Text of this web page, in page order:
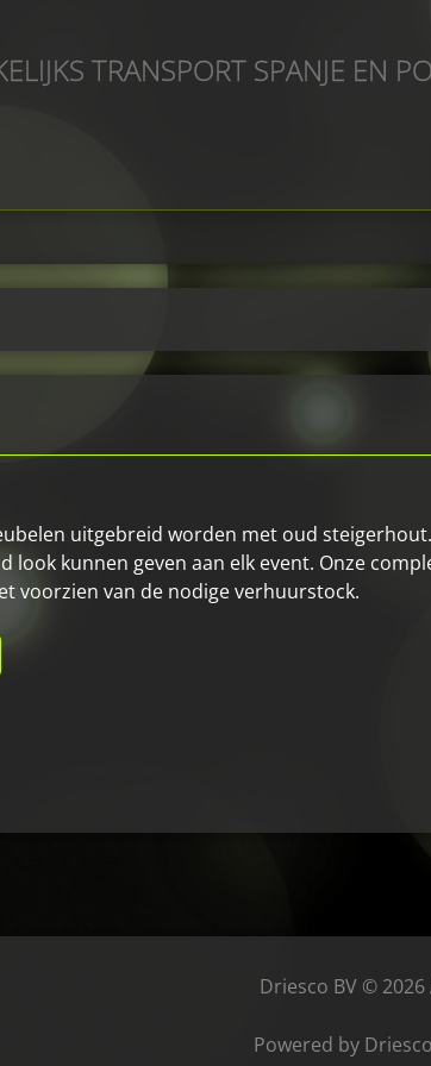
TRANSPORT SPANJE EN
uitgebreid worden met oud
kunnen geven aan elk event. Onze
voorzien van de nodige verhuurstock.
Driesco BV ©
Powered by